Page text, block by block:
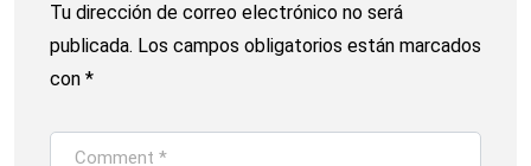
Tu dirección de correo electrónico no será
publicada. Los campos obligatorios están marcados
con *